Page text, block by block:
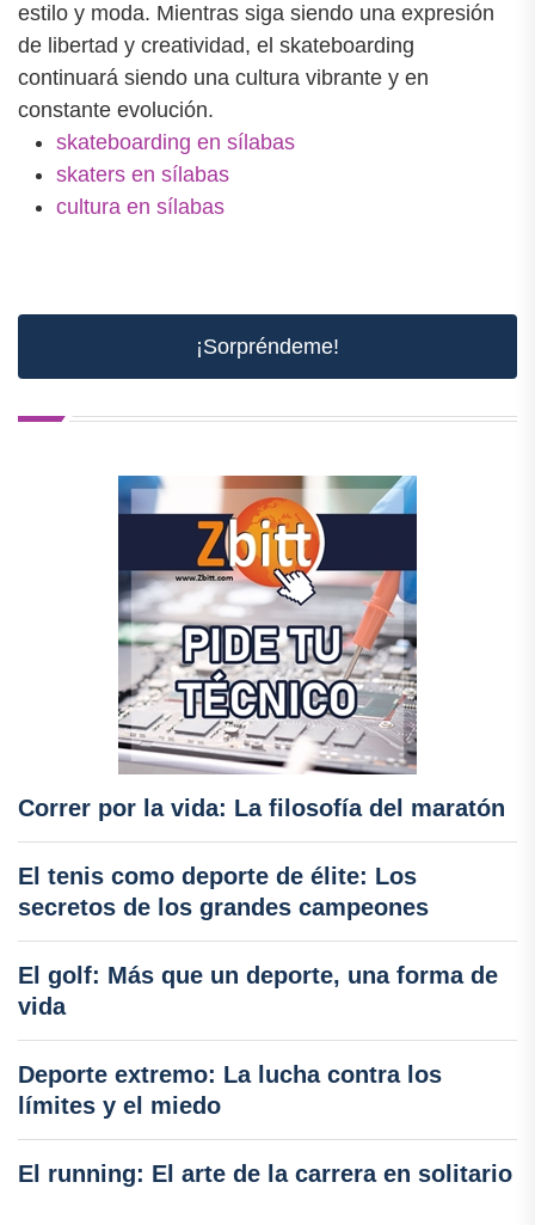
estilo y moda. Mientras siga siendo una expresión
de libertad y creatividad, el skateboarding
continuará siendo una cultura vibrante y en
constante evolución.
skateboarding en sílabas
skaters en sílabas
cultura en sílabas
¡Sorpréndeme!
Correr por la vida: La filosofía del maratón
El tenis como deporte de élite: Los
secretos de los grandes campeones
El golf: Más que un deporte, una forma de
vida
Deporte extremo: La lucha contra los
límites y el miedo
El running: El arte de la carrera en solitario